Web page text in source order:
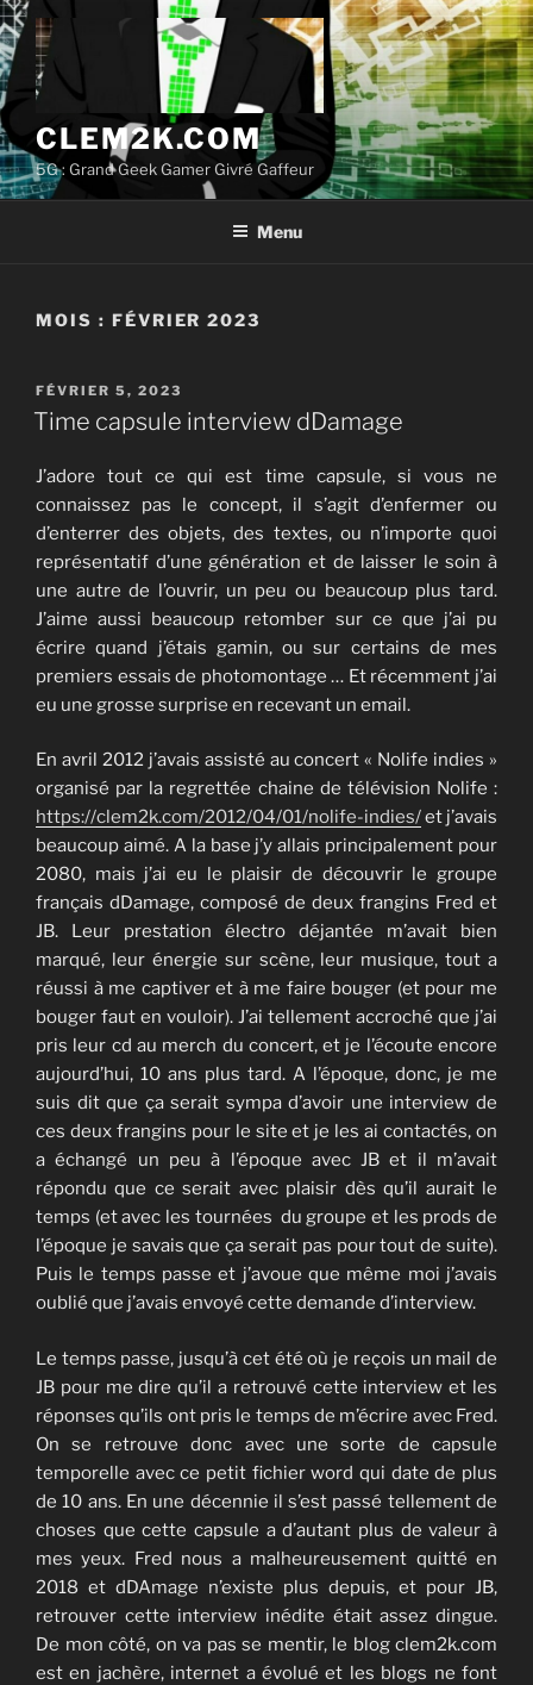
Aller
au
contenu
principal
CLEM2K.COM
5G : Grand Geek Gamer Givré Gaffeur
Menu
MOIS : FÉVRIER 2023
PUBLIÉ
LE
FÉVRIER 5, 2023
Time capsule interview dDamage
J’adore tout ce qui est time capsule, si vous ne
connaissez pas le concept, il s’agit d’enfermer ou
d’enterrer des objets, des textes, ou n’importe quoi
représentatif d’une génération et de laisser le soin à
une autre de l’ouvrir, un peu ou beaucoup plus tard.
J’aime aussi beaucoup retomber sur ce que j’ai pu
écrire quand j’étais gamin, ou sur certains de mes
premiers essais de photomontage … Et récemment j’ai
eu une grosse surprise en recevant un email.
En avril 2012 j’avais assisté au concert « Nolife indies »
organisé par la regrettée chaine de télévision Nolife :
https://clem2k.com/2012/04/01/nolife-indies/et j’avais
beaucoup aimé. A la base j’y allais principalement pour
2080, mais j’ai eu le plaisir de découvrir le groupe
français dDamage, composé de deux frangins Fred et
JB. Leur prestation électro déjantée m’avait bien
marqué, leur énergie sur scène, leur musique, tout a
réussi à me captiver et à me faire bouger (et pour me
bouger faut en vouloir). J’ai tellement accroché que j’ai
pris leur cd au merch du concert, et je l’écoute encore
aujourd’hui, 10 ans plus tard. A l’époque, donc, je me
suis dit que ça serait sympa d’avoir une interview de
ces deux frangins pour le site et je les ai contactés, on
a échangé un peu à l’époque avec JB et il m’avait
répondu que ce serait avec plaisir dès qu’il aurait le
temps (et avec les tournées du groupe et les prods de
l’époque je savais que ça serait pas pour tout de suite).
Puis le temps passe et j’avoue que même moi j’avais
oublié que j’avais envoyé cette demande d’interview.
Le temps passe, jusqu’à cet été où je reçois un mail de
JB pour me dire qu’il a retrouvé cette interview et les
réponses qu’ils ont pris le temps de m’écrire avec Fred.
On se retrouve donc avec une sorte de capsule
temporelle avec ce petit fichier word qui date de plus
de 10 ans. En une décennie il s’est passé tellement de
choses que cette capsule a d’autant plus de valeur à
mes yeux. Fred nous a malheureusement quitté en
2018 et dDAmage n’existe plus depuis, et pour JB,
retrouver cette interview inédite était assez dingue.
De mon côté, on va pas se mentir, le blog clem2k.com
est en jachère, internet a évolué et les blogs ne font